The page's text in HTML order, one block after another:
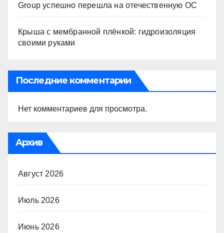
Group успешно перешла на отечественную ОС
Крыша с мембранной плёнкой: гидроизоляция
своими руками
Последние комментарии
Нет комментариев для просмотра.
Архив
Август 2026
Июль 2026
Июнь 2026